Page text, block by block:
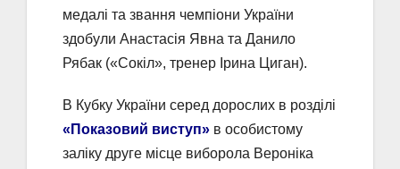
медалі та звання чемпіони України
здобули Анастасія Явна та Данило
Рябак («Сокіл», тренер Ірина Циган).
В Кубку України серед дорослих в розділі
«Показовий виступ» в особистому
заліку друге місце виборола Вероніка